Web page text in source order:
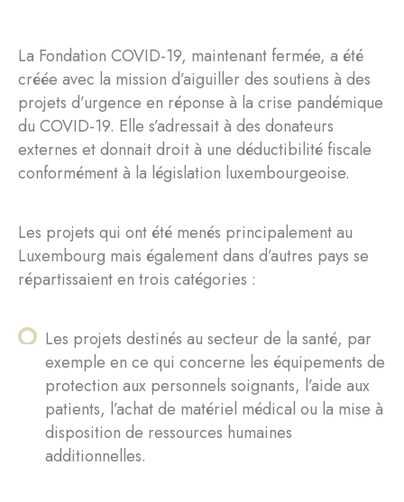
La Fondation COVID-19, maintenant fermée, a été
créée avec la mission d’aiguiller des soutiens à des
projets d’urgence en réponse à la crise pandémique
du COVID-19. Elle s’adressait à des donateurs
externes et donnait droit à une déductibilité fiscale
conformément à la législation luxembourgeoise.
Les projets qui ont été menés principalement au
Luxembourg mais également dans d’autres pays se
répartissaient en trois catégories :
Les projets destinés au secteur de la santé, par
exemple en ce qui concerne les équipements de
protection aux personnels soignants, l’aide aux
patients, l’achat de matériel médical ou la mise à
disposition de ressources humaines
additionnelles.